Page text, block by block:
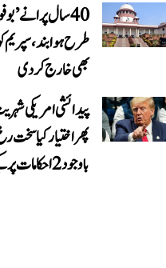
40 سال پرانے
طرح ہوا بند،
بھی خارج کر دی
پیدائشی امریکی
پھر اختیار کیا سخت
باوجود 2 احکامات پر کیے دستخط